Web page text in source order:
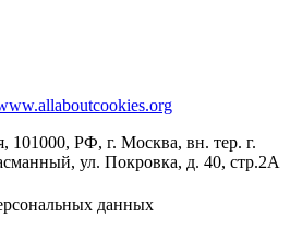
101000, РФ, г. Москва, вн. тер. г.
ул. Покровка, д. 40, стр.2А
данных